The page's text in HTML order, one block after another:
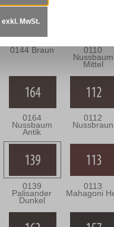
0144 Braun 0110
Nussbaum
Mittel
0164
Nussbaum
Antik
0112
Nussbraun
0139
Palisander
Dunkel
0113
Mahagoni
exkl. MwSt.